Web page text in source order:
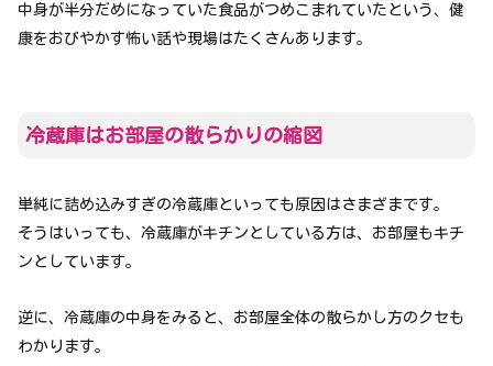
中身が半分だめになっていた食品がつめこまれていたという、健
康をおびやかす怖い話や現場はたくさんあります。
冷蔵庫はお部屋の散らかりの縮図
単純に詰め込みすぎの冷蔵庫といっても原因はさまざまです。
そうはいっても、冷蔵庫がキチンとしている方は、お部屋もキチ
ンとしています。
逆に、冷蔵庫の中身をみると、お部屋全体の散らかし方のクセも
わかります。